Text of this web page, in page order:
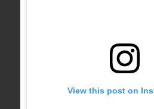
View this post on